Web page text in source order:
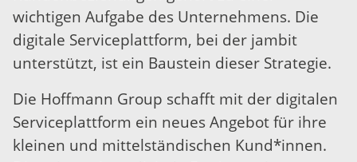
wichtigen Aufgabe des Unternehmens. Die
digitale Serviceplattform, bei der jambit
unterstützt, ist ein Baustein dieser Strategie.
Die Hoffmann Group schafft mit der digitalen
Serviceplattform ein neues Angebot für ihre
kleinen und mittelständischen Kund*innen.